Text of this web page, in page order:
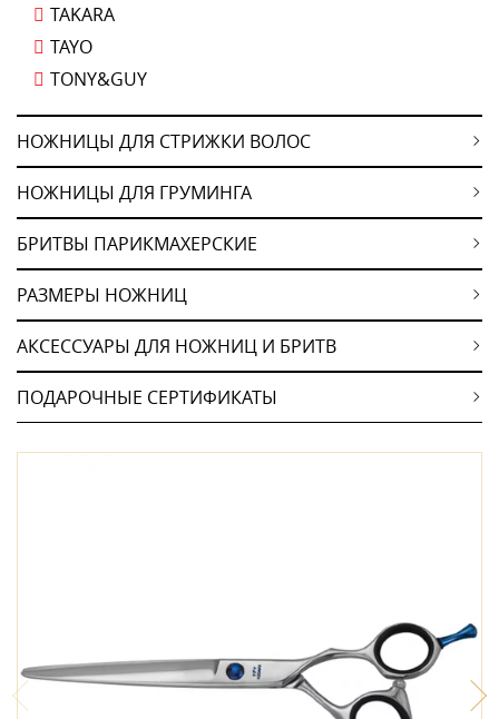
TAKARA
TAYO
TONY&GUY
НОЖНИЦЫ ДЛЯ СТРИЖКИ ВОЛОС
НОЖНИЦЫ ДЛЯ ГРУМИНГА
БРИТВЫ ПАРИКМАХЕРСКИЕ
РАЗМЕРЫ НОЖНИЦ
АКСЕССУАРЫ ДЛЯ НОЖНИЦ И БРИТВ
ПОДАРОЧНЫЕ СЕРТИФИКАТЫ